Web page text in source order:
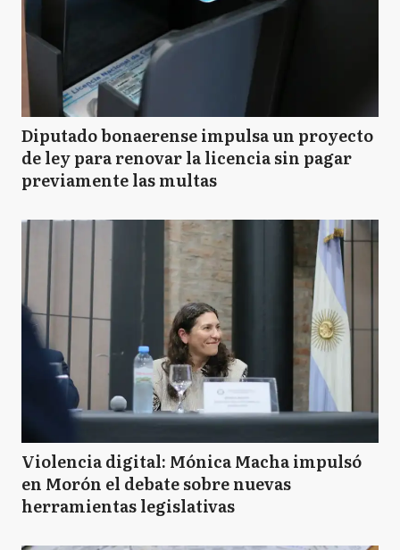
Diputado bonaerense impulsa un proyecto
de ley para renovar la licencia sin pagar
previamente las multas
Violencia digital: Mónica Macha impulsó
en Morón el debate sobre nuevas
herramientas legislativas